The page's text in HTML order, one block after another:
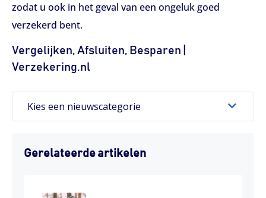
zodat u ook in het geval van een ongeluk goed
verzekerd bent.
Vergelijken, Afsluiten, Besparen |
Verzekering.nl
Kies een nieuwscategorie
Gerelateerde artikelen